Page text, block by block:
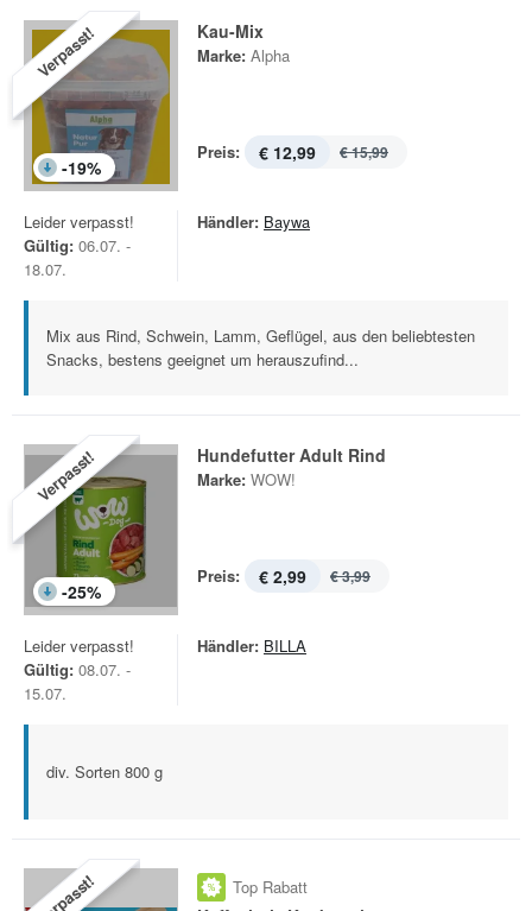
Verpasst!
-19%
Kau-Mix
Marke: Alpha
Preis: € 12,99 € 15,99
Leider verpasst!
Gültig: 06.07. -
18.07.
Händler: Baywa
Mix aus Rind, Schwein, Lamm, Geflügel, aus den beliebtesten
Snacks, bestens geeignet um herauszufind...
Verpasst!
-25%
Hundefutter Adult Rind
Marke: WOW!
Preis: € 2,99 € 3,99
Leider verpasst!
Gültig: 08.07. -
15.07.
Händler: BILLA
div. Sorten 800 g
Top Rabatt